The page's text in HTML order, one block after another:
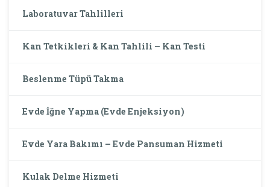
Laboratuvar Tahlilleri
Kan Tetkikleri & Kan Tahlili – Kan Testi
Beslenme Tüpü Takma
Evde İğne Yapma (Evde Enjeksiyon)
Evde Yara Bakımı – Evde Pansuman Hizmeti
Kulak Delme Hizmeti